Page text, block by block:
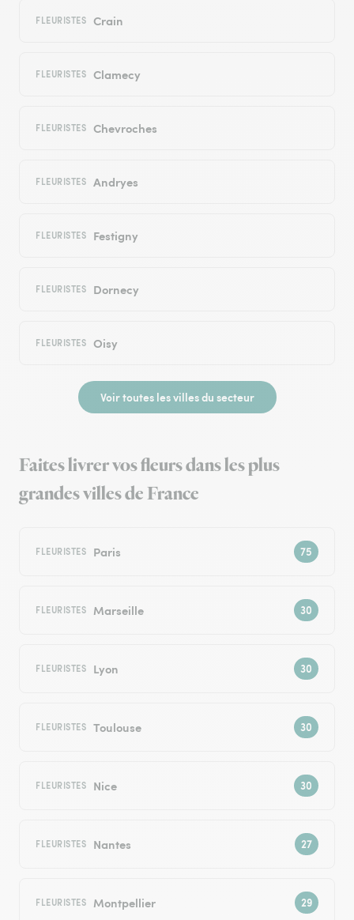
FLEURISTES Crain
FLEURISTES Clamecy
FLEURISTES Chevroches
FLEURISTES Andryes
FLEURISTES Festigny
FLEURISTES Dornecy
FLEURISTES Oisy
Voir toutes les villes du secteur
Faites livrer vos fleurs dans les plus
grandes villes de France
FLEURISTES Paris
FLEURISTES Marseille
FLEURISTES Lyon
FLEURISTES Toulouse
FLEURISTES Nice
FLEURISTES Nantes
FLEURISTES Montpellier